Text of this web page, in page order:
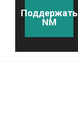
Поддержать
NM